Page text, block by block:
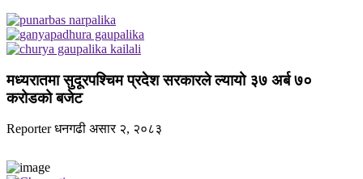
मध्यरातमा सुदूरपश्चिम प्रदेश सरकारले ल्यायो ३७ अर्ब ७०
करोडको बजेट
Reporterधनगढी असार २, २०८३